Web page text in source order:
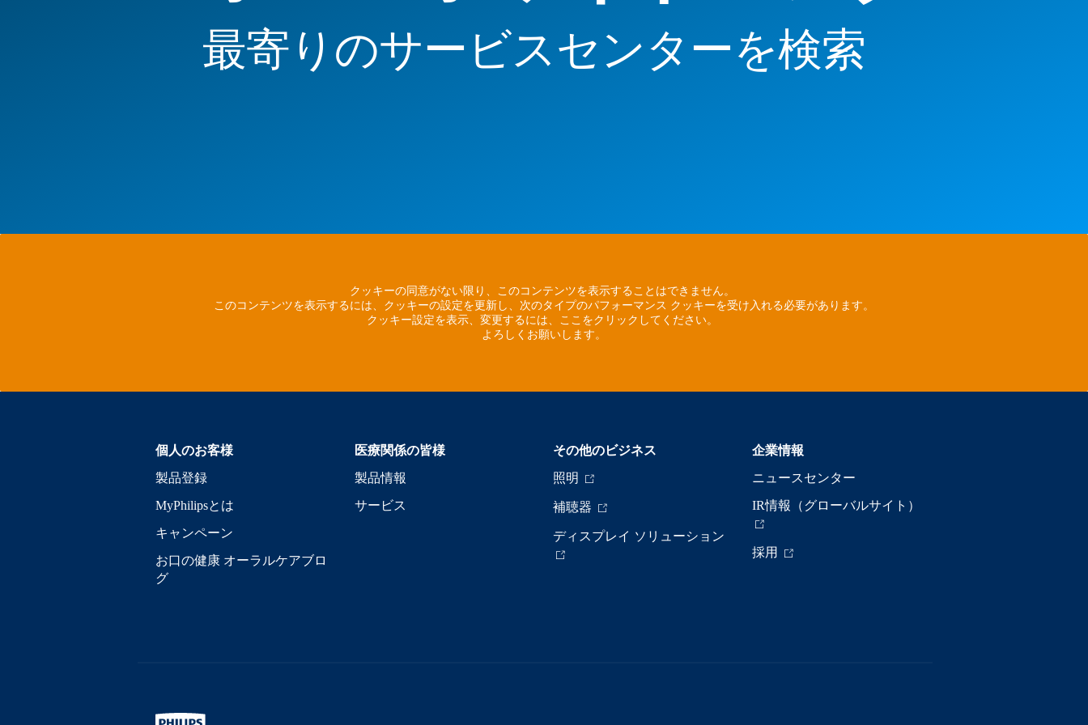
最寄りのサービスセンターを検索
クッキーの同意がない限り、このコンテンツを表示することはできません。
このコンテンツを表示するには、クッキーの設定を更新し、次のタイプのパフォーマンス クッキーを受け入れる必要があります。
クッキー設定を表示、変更するには、ここをクリックしてください。
よろしくお願いします。
個人のお客様
製品登録
MyPhilipsとは
キャンペーン
お口の健康 オーラルケアブロ
グ
医療関係の皆様
製品情報
サービス
その他のビジネス
照明
補聴器
ディスプレイ ソリューション
企業情報
ニュースセンター
IR情報（グローバルサイト）
採用